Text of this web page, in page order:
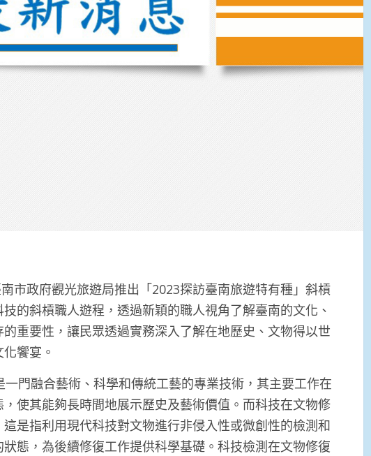
市政府觀光旅遊局推出「2023探訪臺南旅遊特有種」斜槓
的斜槓職人遊程，透過新穎的職人視角了解臺南的文化、
重要性，讓民眾透過實務深入了解在地歷史、文物得以世
饗宴。
門融合藝術、科學和傳統工藝的專業技術，其主要工作在
使其能夠長時間地展示歷史及藝術價值。而科技在文物修
是指利用現代科技對文物進行非侵入性或微創性的檢測和
態，為後續修復工作提供科學基礎。科技檢測在文物修復